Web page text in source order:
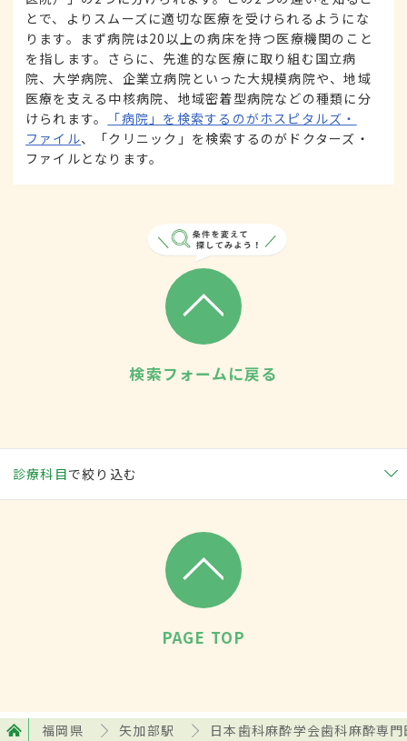
とで、よりスムーズに適切な医療を受けられるようにな
ります。まず病院は20以上の病床を持つ医療機関のこと
を指します。さらに、先進的な医療に取り組む国立病
院、大学病院、企業立病院といった大規模病院や、地域
医療を支える中核病院、地域密着型病院などの種類に分
けられます。
「病院」を検索するのがホスピタルズ・
ファイル、「クリニック」を検索するのがドクターズ・
ファイルとなります。
検索フォームに戻る
診療科目で絞り込む
PAGE TOP
福岡県 矢加部駅 日本歯科麻酔学会歯科麻酔専門